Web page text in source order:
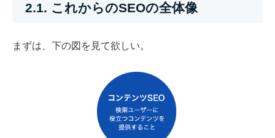
2.1. これからのSEOの全体像
まずは、下の図を見て欲しい。